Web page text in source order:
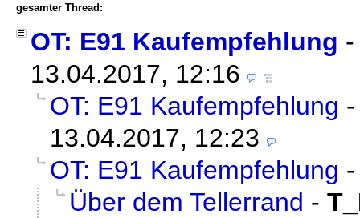
gesamter Thread:
OT: E91 Kaufempfehlung
13.04.2017, 12:16
OT: E91 Kaufempfehlung
13.04.2017, 12:23
OT: E91 Kaufempfehlung
Über dem Tellerrand -